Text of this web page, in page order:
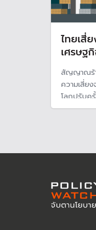
ไทยเสี่
เศรษฐ
สัญญาณร้า
ความเสี่ย
โลกปรับค
ความเชื่อ